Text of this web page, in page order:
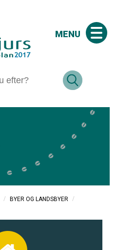
MENU
/ BYER OG LANDSBYER
/